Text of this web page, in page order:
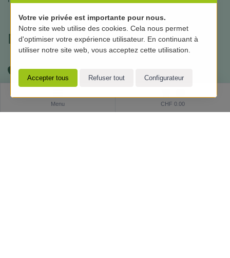
Menu CHF 0.00
Moyens de paiement
Votre vie privée est importante pour nous.
Notre site web utilise des cookies. Cela nous permet
d'optimiser votre expérience utilisateur. En continuant à
utiliser notre site web, vous acceptez cette utilisation.